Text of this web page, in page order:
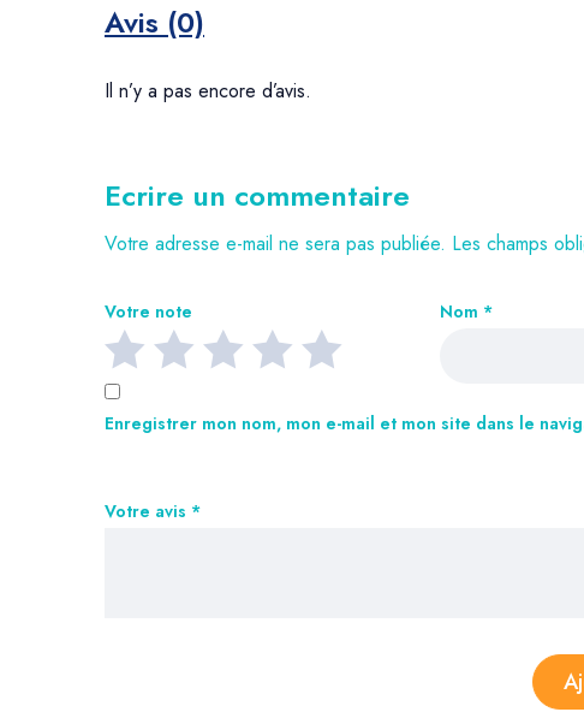
Avis (0)
Il n’y a pas encore d’avis.
Ecrire un commentaire
Votre adresse e-mail ne sera pas publiée. Les champs
Votre note
Votre avis *
Nom *
Enregistrer mon nom, mon e-mail et mon site dans le